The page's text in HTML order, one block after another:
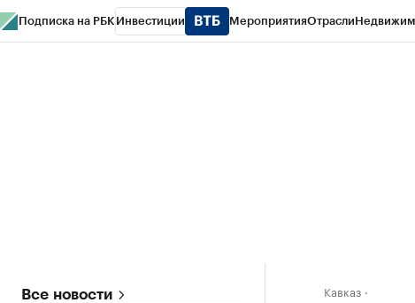
Подписка на РБК Инвестиции МероприятияОтрасли
Все новости Кавказ